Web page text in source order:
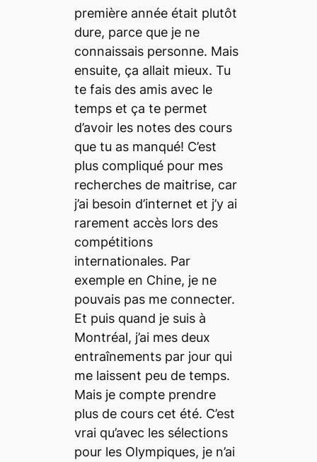
première année était plutôt
dure, parce que je ne
connaissais personne. Mais
ensuite, ça allait mieux. Tu
te fais des amis avec le
temps et ça te permet
d’avoir les notes des cours
que tu as manqué! C’est
plus compliqué pour mes
recherches de maitrise, car
j’ai besoin d’internet et j’y ai
rarement accès lors des
compétitions
internationales. Par
exemple en Chine, je ne
pouvais pas me connecter.
Et puis quand je suis à
Montréal, j’ai mes deux
entraînements par jour qui
me laissent peu de temps.
Mais je compte prendre
plus de cours cet été. C’est
vrai qu’avec les sélections
pour les Olympiques, je n’ai